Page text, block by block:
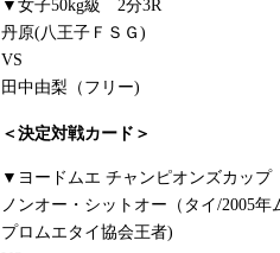
▼女子50kg級 2分3R
丹原(八王子ＦＳＧ)
VS
田中由梨（フリー)
＜決定対戦カード＞
▼ヨードムエ チャンピオンズカッ
ノンオー・シットオー（タイ/2005
プロムエタイ協会王者)